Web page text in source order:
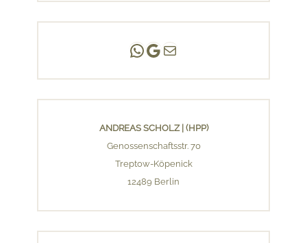
Andreas Scholz | (HPP)
Praxis Adlershof
E-Mail an mich ...
ANDREAS SCHOLZ | (HPP)
Genossenschaftsstr. 70
Treptow-Köpenick
12489 Berlin